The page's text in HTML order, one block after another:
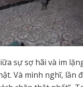
sự sợ hãi và im
Và mình nghĩ, lần